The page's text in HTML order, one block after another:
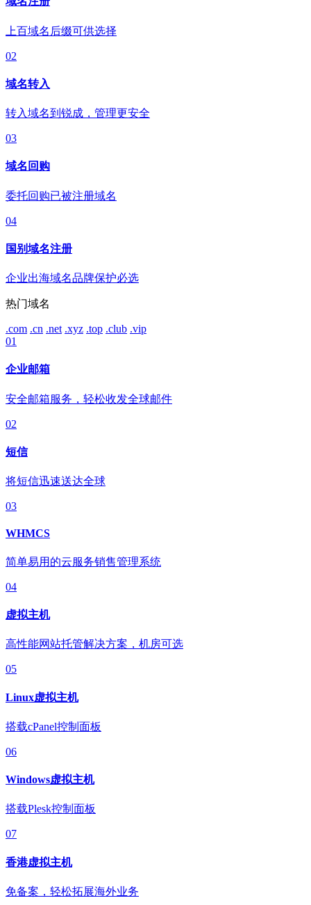
上百域名后缀可供选择
02
域名转入
转入域名到锐成，管理更安全
03
域名回购
委托回购已被注册域名
04
国别域名注册
企业出海域名品牌保护必选
热门域名
.com .cn .net .xyz .top .club .vip
01
企业邮箱
安全邮箱服务，轻松收发全球邮件
02
短信
将短信迅速送达全球
03
WHMCS
简单易用的云服务销售管理系统
04
虚拟主机
高性能网站托管解决方案，机房可选
05
Linux虚拟主机
搭载cPanel控制面板
06
Windows虚拟主机
搭载Plesk控制面板
07
香港虚拟主机
免备案，轻松拓展海外业务